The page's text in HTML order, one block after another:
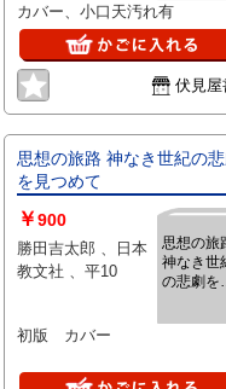
カバー、小口天汚れ有
伏見屋
思想の旅路 神なき世紀の悲
を見つめて
思想の旅
神なき世
の悲劇を
￥900
勝田吉太郎 、日本
教文社 、平10
初版 カバー